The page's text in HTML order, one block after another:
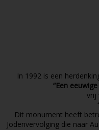
In 1992 is een
“Een
vrij
Dit monument heeft
Jodenvervolging die naar